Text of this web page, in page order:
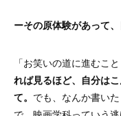
ーその原体験があって
「お笑いの道に進むこ
れば見るほど、自分は
て。 でも、なんか書い